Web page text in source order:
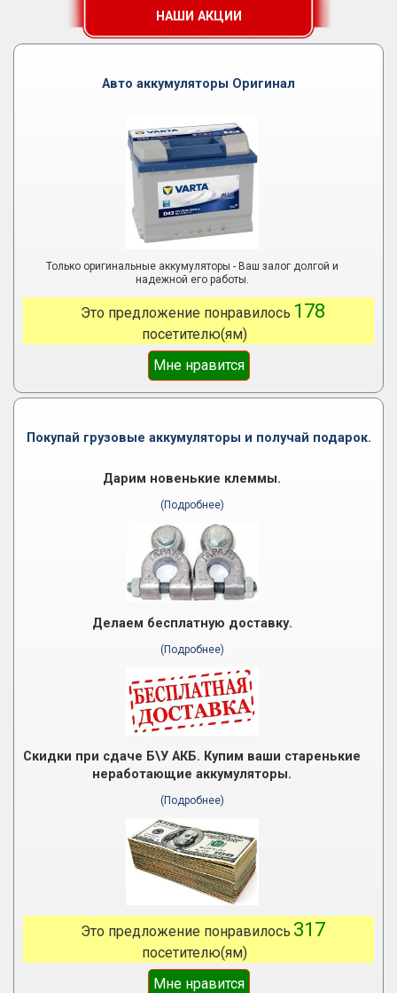
НАШИ АКЦИИ
Авто аккумуляторы Оригинал
Только оригинальные аккумуляторы - Ваш залог долгой и
надежной его работы.
Это предложение понравилось 178
посетителю(ям)
Мне нравится
Покупай грузовые аккумуляторы и получай подарок.
Дарим новенькие клеммы.
(Подробнее)
Делаем бесплатную доставку.
(Подробнее)
Скидки при сдаче Б\У АКБ. Купим ваши старенькие
неработающие аккумуляторы.
(Подробнее)
Это предложение понравилось 317
посетителю(ям)
Мне нравится